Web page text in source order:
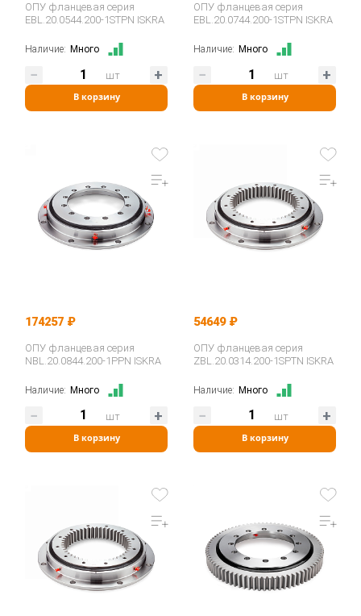
ОПУ фланцевая серия
EBL.20.0544.200-1STPN ISKRA
Наличие: Много
В корзину
шт
ОПУ фланцевая серия
EBL.20.0744.200-1STPN ISKRA
Наличие: Много
В корзину
шт
174257 ₽
ОПУ фланцевая серия
NBL.20.0844.200-1PPN ISKRA
Наличие: Много
В корзину
шт
54649 ₽
ОПУ фланцевая серия
ZBL.20.0314.200-1SPTN ISKRA
Наличие: Много
В корзину
шт